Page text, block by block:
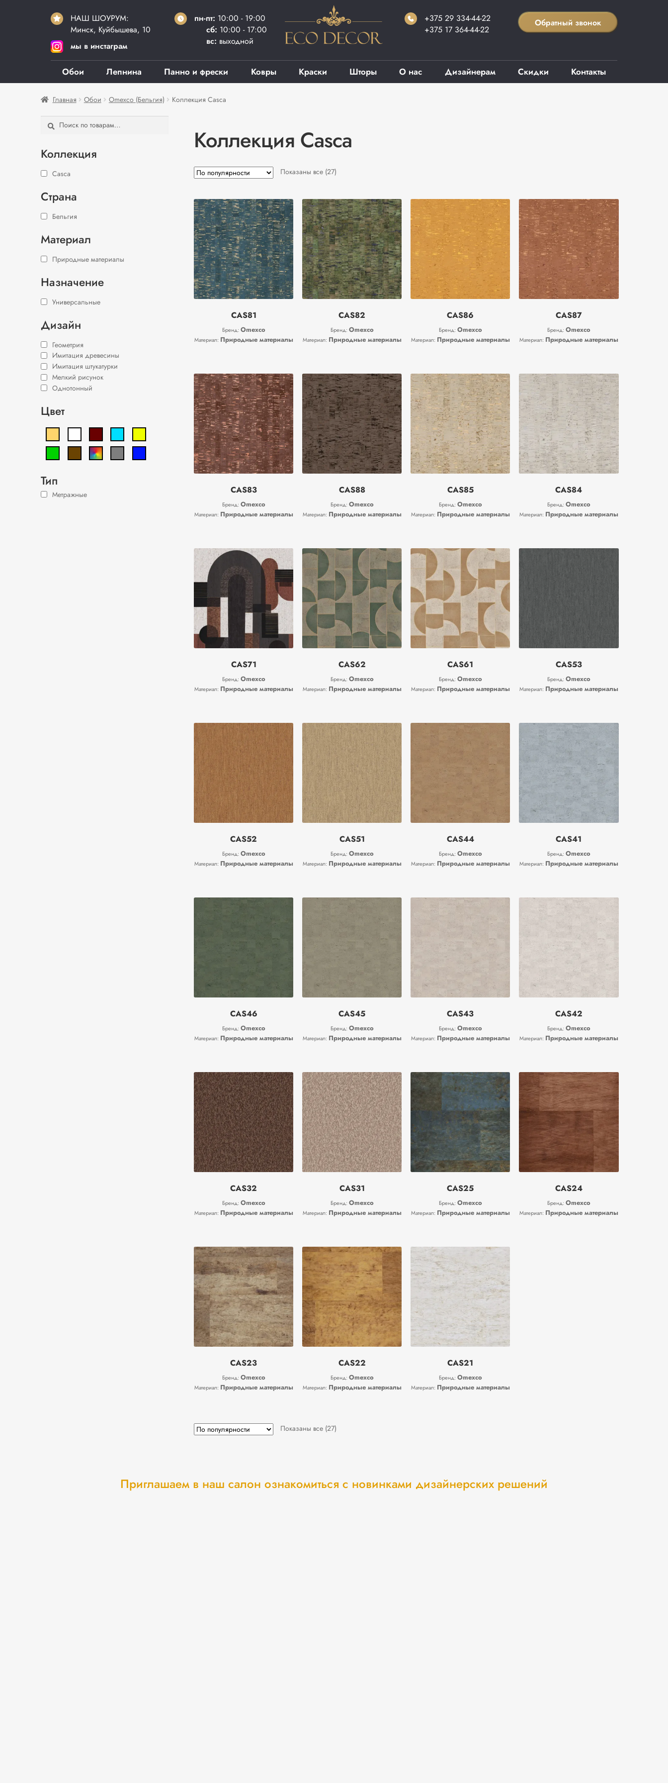
НАШ ШОУРУМ:
Минск, Куйбышева, 10
мы в инстаграм
пн-пт: 10:00 - 19:00
сб: 10:00 - 17:00
вс: выходной
+375 29 334-44-22
+375 17 364-44-22
Обратный звонок
Обои Лепнина Панно и фрески Ковры Краски Шторы О нас Дизайнерам Скидки Контакты
Главная Обои Omexco (Бельгия) Коллекция Casca
Коллекция Casca
Показаны все (27)Сортировка:
CAS81
Бренд: Omexco
Материал: Природные материалы
CAS82
Бренд: Omexco
Материал: Природные материалы
CAS86
Бренд: Omexco
Материал: Природные материалы
CAS87
Бренд: Omexco
Материал: Природные материалы
CAS83
Бренд: Omexco
Материал: Природные материалы
CAS88
Бренд: Omexco
Материал: Природные материалы
CAS85
Бренд: Omexco
Материал: Природные материалы
CAS84
Бренд: Omexco
Материал: Природные материалы
CAS71
Бренд: Omexco
Материал: Природные материалы
CAS62
Бренд: Omexco
Материал: Природные материалы
CAS61
Бренд: Omexco
Материал: Природные материалы
CAS53
Бренд: Omexco
Материал: Природные материалы
CAS52
Бренд: Omexco
Материал: Природные материалы
CAS51
Бренд: Omexco
Материал: Природные материалы
CAS44
Бренд: Omexco
Материал: Природные материалы
CAS41
Бренд: Omexco
Материал: Природные материалы
CAS46
Бренд: Omexco
Материал: Природные материалы
CAS45
Бренд: Omexco
Материал: Природные материалы
CAS43
Бренд: Omexco
Материал: Природные материалы
CAS42
Бренд: Omexco
Материал: Природные материалы
CAS32
Бренд: Omexco
Материал: Природные материалы
CAS31
Бренд: Omexco
Материал: Природные материалы
CAS25
Бренд: Omexco
Материал: Природные материалы
CAS24
Бренд: Omexco
Материал: Природные материалы
CAS23
Бренд: Omexco
Материал: Природные материалы
CAS22
Бренд: Omexco
Материал: Природные материалы
CAS21
Бренд: Omexco
Материал: Природные материалы
Показаны все (27)Сортировка:
Искать:
Поиск
Коллекция
Casca
Страна
Бельгия
Материал
Природные материалы
Назначение
Универсальные
Дизайн
Геометрия
Имитация древесины
Имитация штукатурки
Мелкий рисунок
Однотонный
Цвет
Тип
Метражные
Приглашаем в наш салон ознакомиться с новинками дизайнерских решений